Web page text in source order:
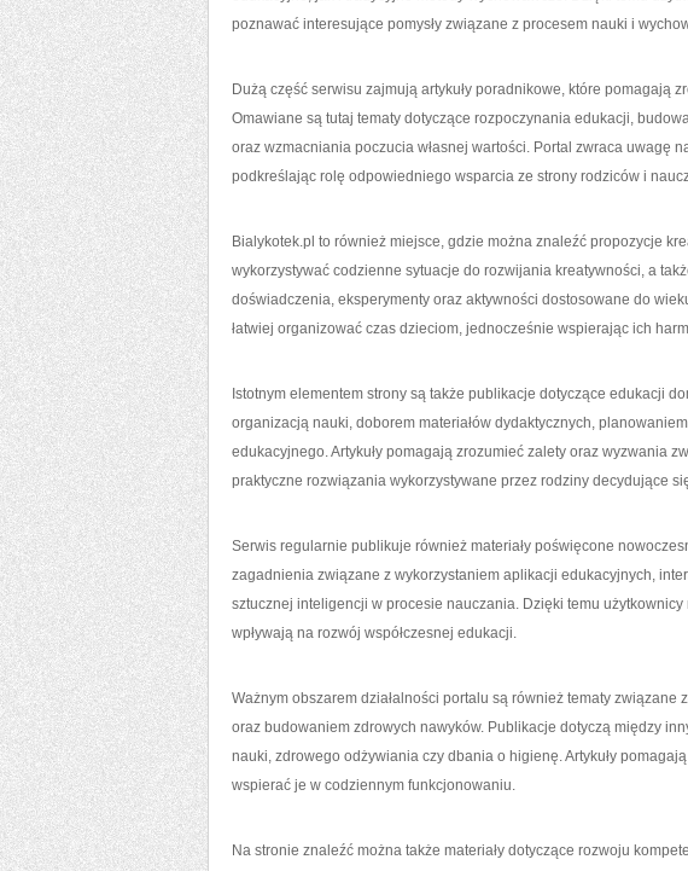
poznawać interesujące pomysły związane z procesem nauki i
Dużą część serwisu zajmują artykuły poradnikowe, które pomagają
Omawiane są tutaj tematy dotyczące rozpoczynania edukacji,
oraz wzmacniania poczucia własnej wartości. Portal zwraca uwagę
podkreślając rolę odpowiedniego wsparcia ze strony rodziców i
Bialykotek.pl to również miejsce, gdzie można znaleźć propozycje
wykorzystywać codzienne sytuacje do rozwijania kreatywności, a
doświadczenia, eksperymenty oraz aktywności dostosowane do
łatwiej organizować czas dzieciom, jednocześnie wspierając ich
Istotnym elementem strony są także publikacje dotyczące edukacji
organizacją nauki, doborem materiałów dydaktycznych,
edukacyjnego. Artykuły pomagają zrozumieć zalety oraz wyzwania
praktyczne rozwiązania wykorzystywane przez rodziny decydujące
Serwis regularnie publikuje również materiały poświęcone
zagadnienia związane z wykorzystaniem aplikacji edukacyjnych,
sztucznej inteligencji w procesie nauczania. Dzięki temu
wpływają na rozwój współczesnej edukacji.
Ważnym obszarem działalności portalu są również tematy związane
oraz budowaniem zdrowych nawyków. Publikacje dotyczą między
nauki, zdrowego odżywiania czy dbania o higienę. Artykuły
wspierać je w codziennym funkcjonowaniu.
Na stronie znaleźć można także materiały dotyczące rozwoju